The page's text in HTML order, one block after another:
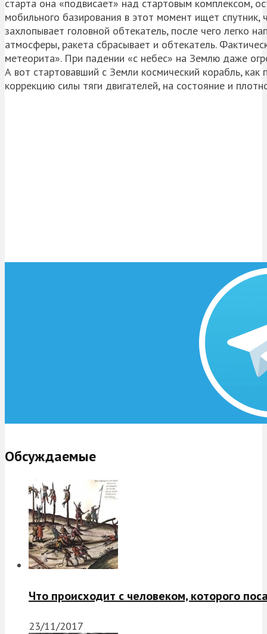
старта она «подвисает» над стартовым комплексом,
мобильного базирования в этот момент ищет
захлопывает головной обтекатель, после чего легко
атмосферы, ракета сбрасывает и обтекатель.
метеорита». При падении «с небес» на Землю даже
А вот стартовавший с Земли космический корабль, как
коррекцию силы тяги двигателей, на состояние и
Обсуждаемые
Что происходит с человеком, которого
23/11/2017